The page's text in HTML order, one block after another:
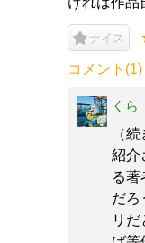
ナイス
コメント(1)
くら
（
紹介
る著
だろ
リ